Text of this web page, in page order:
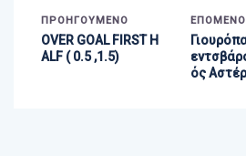
ΠΡΟΗΓΟΎΜΕΝΟ
OVER GOAL FIRST H
ALF ( 0.5 ,1.5)
ΕΠΌΜΕΝΟ
ός